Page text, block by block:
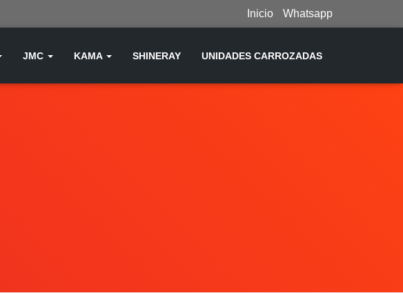
Inicio Whatsapp
JMC KAMA SHINERAY UNIDADES CARROZADAS